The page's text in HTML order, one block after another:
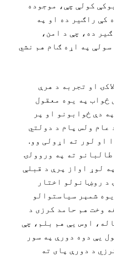
کولې چې، موجوده
کې راګير ده او په
ده، چې د امن،
په اړه ګام هم نشي
او تجربه د هرې
په يوه معقول
دې ځوابونو او پر
عام ولس پام د دولتي
او لور ته اړولی وو.
ته په وروولۍ
لوړ اواز پرې د قبلې
د روښانولو اختار
شمېر سياستوالو
وخت هم حامد کرزی د
اوس يې هم بلم، چې
يې دوه دورې په سور
د دورې پای ته